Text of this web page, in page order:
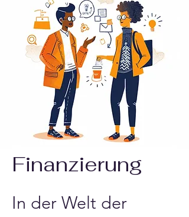
Finanzierung
In der Welt der